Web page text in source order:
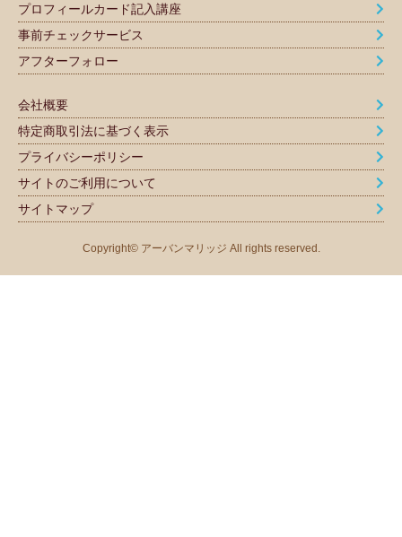
プロフィールカード記入講座
事前チェックサービス
アフターフォロー
会社概要
特定商取引法に基づく表示
プライバシーポリシー
サイトのご利用について
サイトマップ
Copyright© アーバンマリッジ All rights reserved.